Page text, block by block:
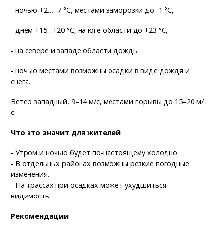
- ночью +2…+7 °C, местами заморозки до -1 °C,
- днём +15…+20 °C, на юге области до +23 °C,
- на севере и западе области дождь,
- ночью местами возможны осадки в виде дождя и
снега.
Ветер западный, 9–14 м/с, местами порывы до 15–20 м/
с.
Что это значит для жителей
- Утром и ночью будет по-настоящему холодно.
- В отдельных районах возможны резкие погодные
изменения.
- На трассах при осадках может ухудшиться
видимость.
Рекомендации